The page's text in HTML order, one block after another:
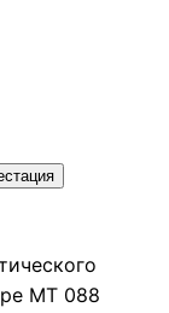
МТ 088